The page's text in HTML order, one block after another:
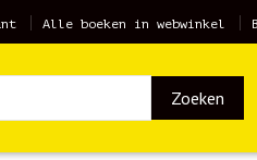
Alle boeken in webwinkel
Zoeken